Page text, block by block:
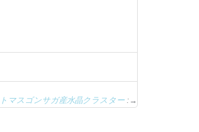
トマスゴンサガ産水晶クラスター:→